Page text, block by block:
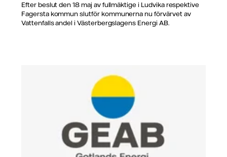
Efter beslut den 18 maj av fullmäktige i Ludvika respektive
Fagersta kommun slutför kommunerna nu förvärvet av
Vattenfalls andel i Västerbergslagens Energi AB.